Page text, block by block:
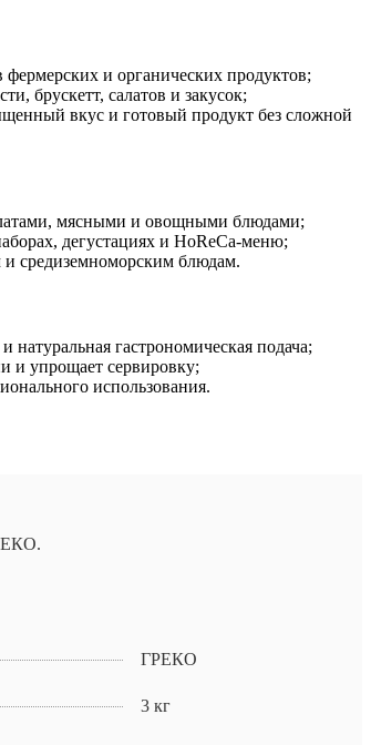
фермерских и органических продуктов;
брускетт, салатов и закусок;
вкус и готовый продукт без сложной
мясными и овощными блюдами;
дегустациях и HoReCa-меню;
и средиземноморским блюдам.
гастрономическая подача;
и упрощает сервировку;
использования.
ГРЕКО
3 кг